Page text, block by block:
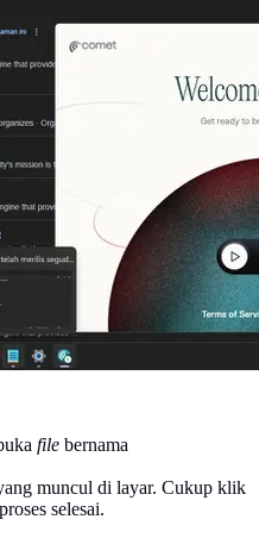
file bernama
muncul di layar. Cukup klik
selesai.